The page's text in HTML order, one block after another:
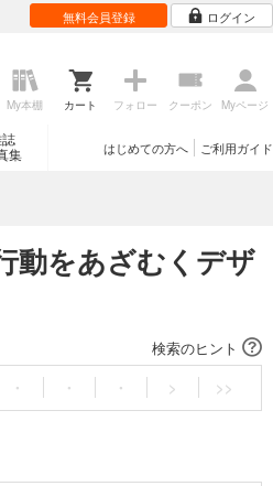
無料会員登録 ログイン
My本棚 カート フォロー クーポン Myページ
集
ご利用ガイド
はじめての方へ
動をあざむくデザ
検索のヒント
・ ・ ・ > >>